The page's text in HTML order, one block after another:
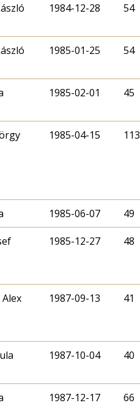
1984-12-28 54
1985-01-25 54
1985-02-01 45
1985-04-15 113
1985-06-07 49
1985-12-27 48
1987-09-13 41
1987-10-04 40
1987-12-17 66